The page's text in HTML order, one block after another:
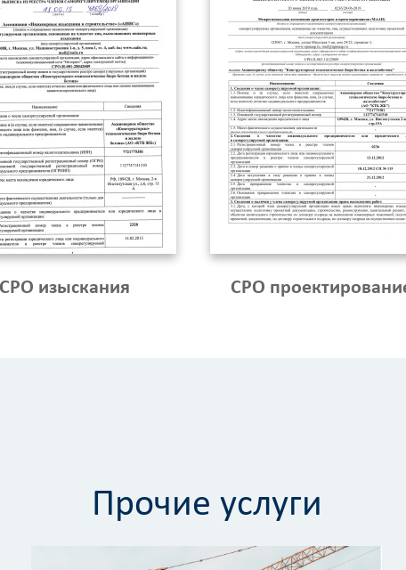
СРО изыскания СРО
Прочие услуги